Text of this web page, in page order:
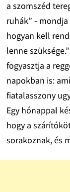
a szomszéd
ruhák” -
hogyan kell
lenne
fogyasztja a
napokban is:
fiatalasszony
Egy hónappal
hogy a
sorakoznak, és